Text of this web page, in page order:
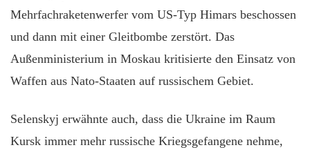
Mehrfachraketenwerfer vom US-Typ Himars beschossen
und dann mit einer Gleitbombe zerstört. Das
Außenministerium in Moskau kritisierte den Einsatz von
Waffen aus Nato-Staaten auf russischem Gebiet.
Selenskyj erwähnte auch, dass die Ukraine im Raum
Kursk immer mehr russische Kriegsgefangene nehme,